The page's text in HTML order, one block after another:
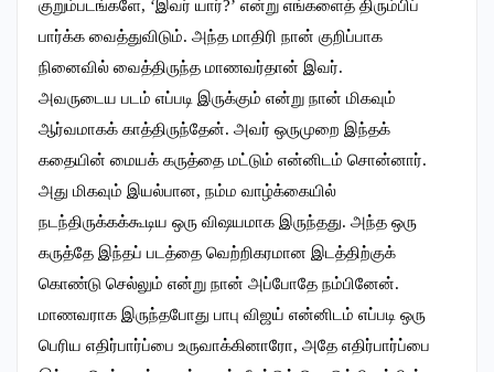
குறும்படங்களே, ‘இவர் யார்?’ என்று எங்களைத் திரும்பிப்
பார்க்க வைத்துவிடும். அந்த மாதிரி நான் குறிப்பாக
நினைவில் வைத்திருந்த மாணவர்தான் இவர்.
அவருடைய படம் எப்படி இருக்கும் என்று நான் மிகவும்
ஆர்வமாகக் காத்திருந்தேன். அவர் ஒருமுறை இந்தக்
கதையின் மையக் கருத்தை மட்டும் என்னிடம் சொன்னார்.
அது மிகவும் இயல்பான, நம்ம வாழ்க்கையில்
நடந்திருக்கக்கூடிய ஒரு விஷயமாக இருந்தது. அந்த ஒரு
கருத்தே இந்தப் படத்தை வெற்றிகரமான இடத்திற்குக்
கொண்டு செல்லும் என்று நான் அப்போதே நம்பினேன்.
மாணவராக இருந்தபோது பாபு விஜய் என்னிடம் எப்படி ஒரு
பெரிய எதிர்பார்ப்பை உருவாக்கினாரோ, அதே எதிர்பார்ப்பை